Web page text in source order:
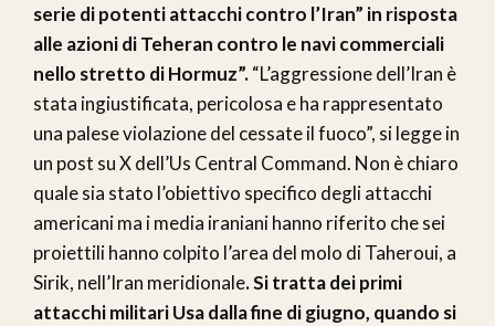
serie di potenti attacchi contro l’Iran” in risposta
alle azioni di Teheran contro le navi commerciali
nello stretto di Hormuz”.“L’aggressione dell’Iran è
stata ingiustificata, pericolosa e ha rappresentato
una palese violazione del cessate il fuoco”, si legge in
un post su X dell’Us Central Command. Non è chiaro
quale sia stato l’obiettivo specifico degli attacchi
americani ma i media iraniani hanno riferito che sei
proiettili hanno colpito l’area del molo di Taheroui, a
Sirik, nell’Iran meridionale. Si tratta dei primi
attacchi militari Usa dalla fine di giugno, quando si